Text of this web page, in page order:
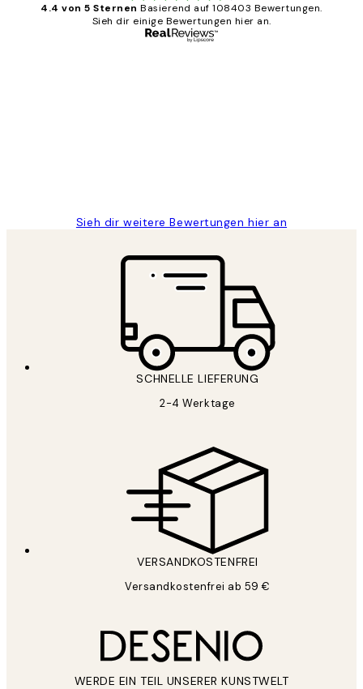
4.4 von 5 Sternen Basierend auf 108403 Bewertungen.
Sieh dir einige Bewertungen hier an.
Sieh dir weitere Bewertungen hier an
SCHNELLE LIEFERUNG
2-4 Werktage
VERSANDKOSTENFREI
Versandkostenfrei ab 59 €
WERDE EIN TEIL UNSERER KUNSTWELT